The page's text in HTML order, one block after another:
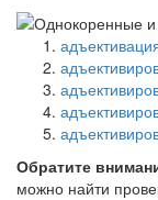
Обратите
можно найти